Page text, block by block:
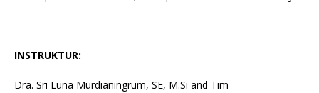
INSTRUKTUR:
Dra. Sri Luna Murdianingrum, SE, M.Si and Tim